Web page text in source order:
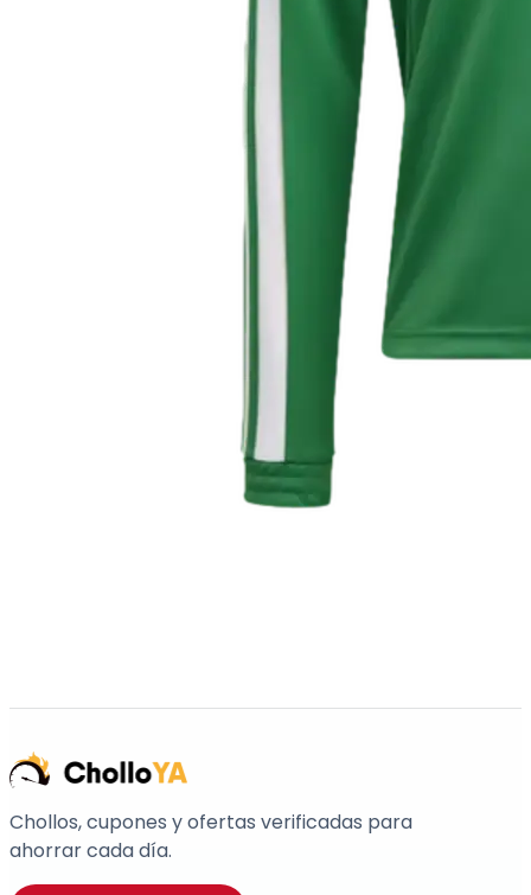
Chollos, cupones y ofertas verificadas para
ahorrar cada día.